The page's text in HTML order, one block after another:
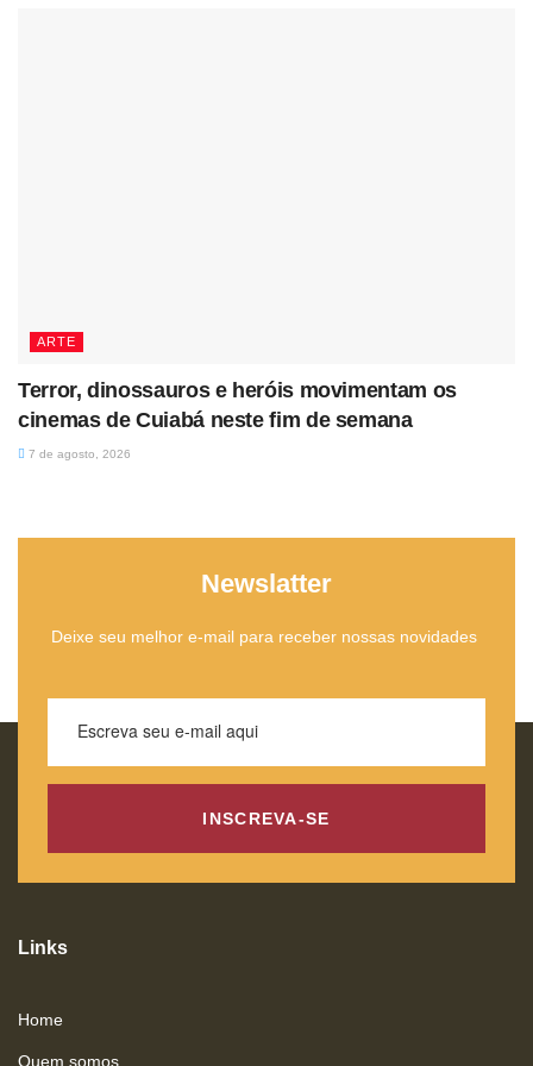
ARTE
Terror, dinossauros e heróis movimentam os
cinemas de Cuiabá neste fim de semana
7 de agosto, 2026
Newslatter
Deixe seu melhor e-mail para receber nossas novidades
INSCREVA-SE
Links
Home
Quem somos